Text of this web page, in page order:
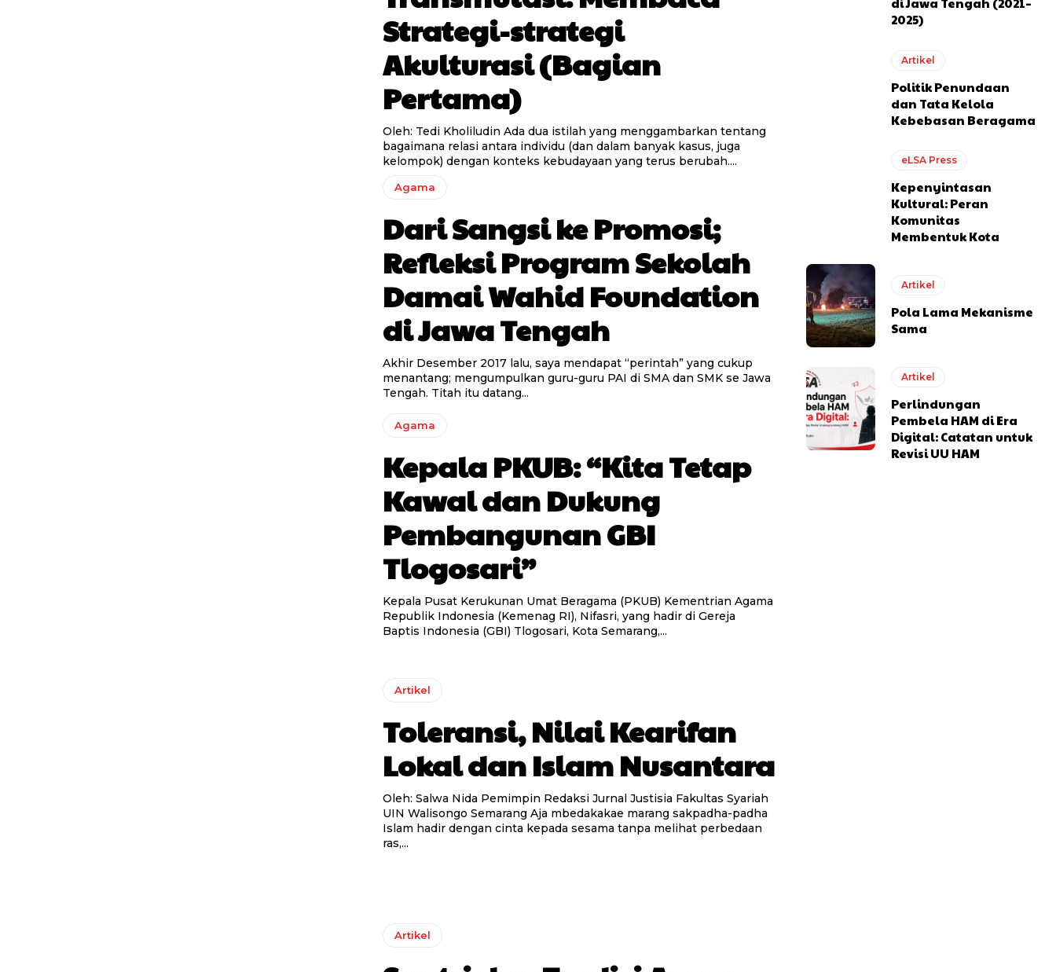
Strategi-strategi
Akulturasi (Bagian
Pertama)
Oleh: Tedi Kholiludin Ada dua istilah yang menggambarkan tentang
bagaimana relasi antara individu (dan dalam banyak kasus, juga
kelompok) dengan konteks kebudayaan yang terus berubah....
Agama
Dari Sangsi ke Promosi;
Refleksi Program Sekolah
Damai Wahid Foundation
di Jawa Tengah
Akhir Desember 2017 lalu, saya mendapat “perintah” yang cukup
menantang; mengumpulkan guru-guru PAI di SMA dan SMK se Jawa
Tengah. Titah itu datang...
Agama
Kepala PKUB: “Kita Tetap
Kawal dan Dukung
Pembangunan GBI
Tlogosari”
Kepala Pusat Kerukunan Umat Beragama (PKUB) Kementrian Agama
Republik Indonesia (Kemenag RI), Nifasri, yang hadir di Gereja
Baptis Indonesia (GBI) Tlogosari, Kota Semarang,...
Artikel
Toleransi, Nilai Kearifan
Lokal dan Islam Nusantara
Oleh: Salwa Nida Pemimpin Redaksi Jurnal Justisia Fakultas Syariah
UIN Walisongo Semarang Aja mbedakakae marang sakpadha-padha
Islam hadir dengan cinta kepada sesama tanpa melihat perbedaan
ras,...
Artikel
2025)
Artikel
Politik Penundaan
dan Tata Kelola
Kebebasan Beragama
eLSA Press
Kepenyintasan
Kultural: Peran
Komunitas
Membentuk Kota
Artikel
Pola Lama Mekanisme
Sama
Artikel
Perlindungan
Pembela HAM di Era
Digital: Catatan untuk
Revisi UU HAM